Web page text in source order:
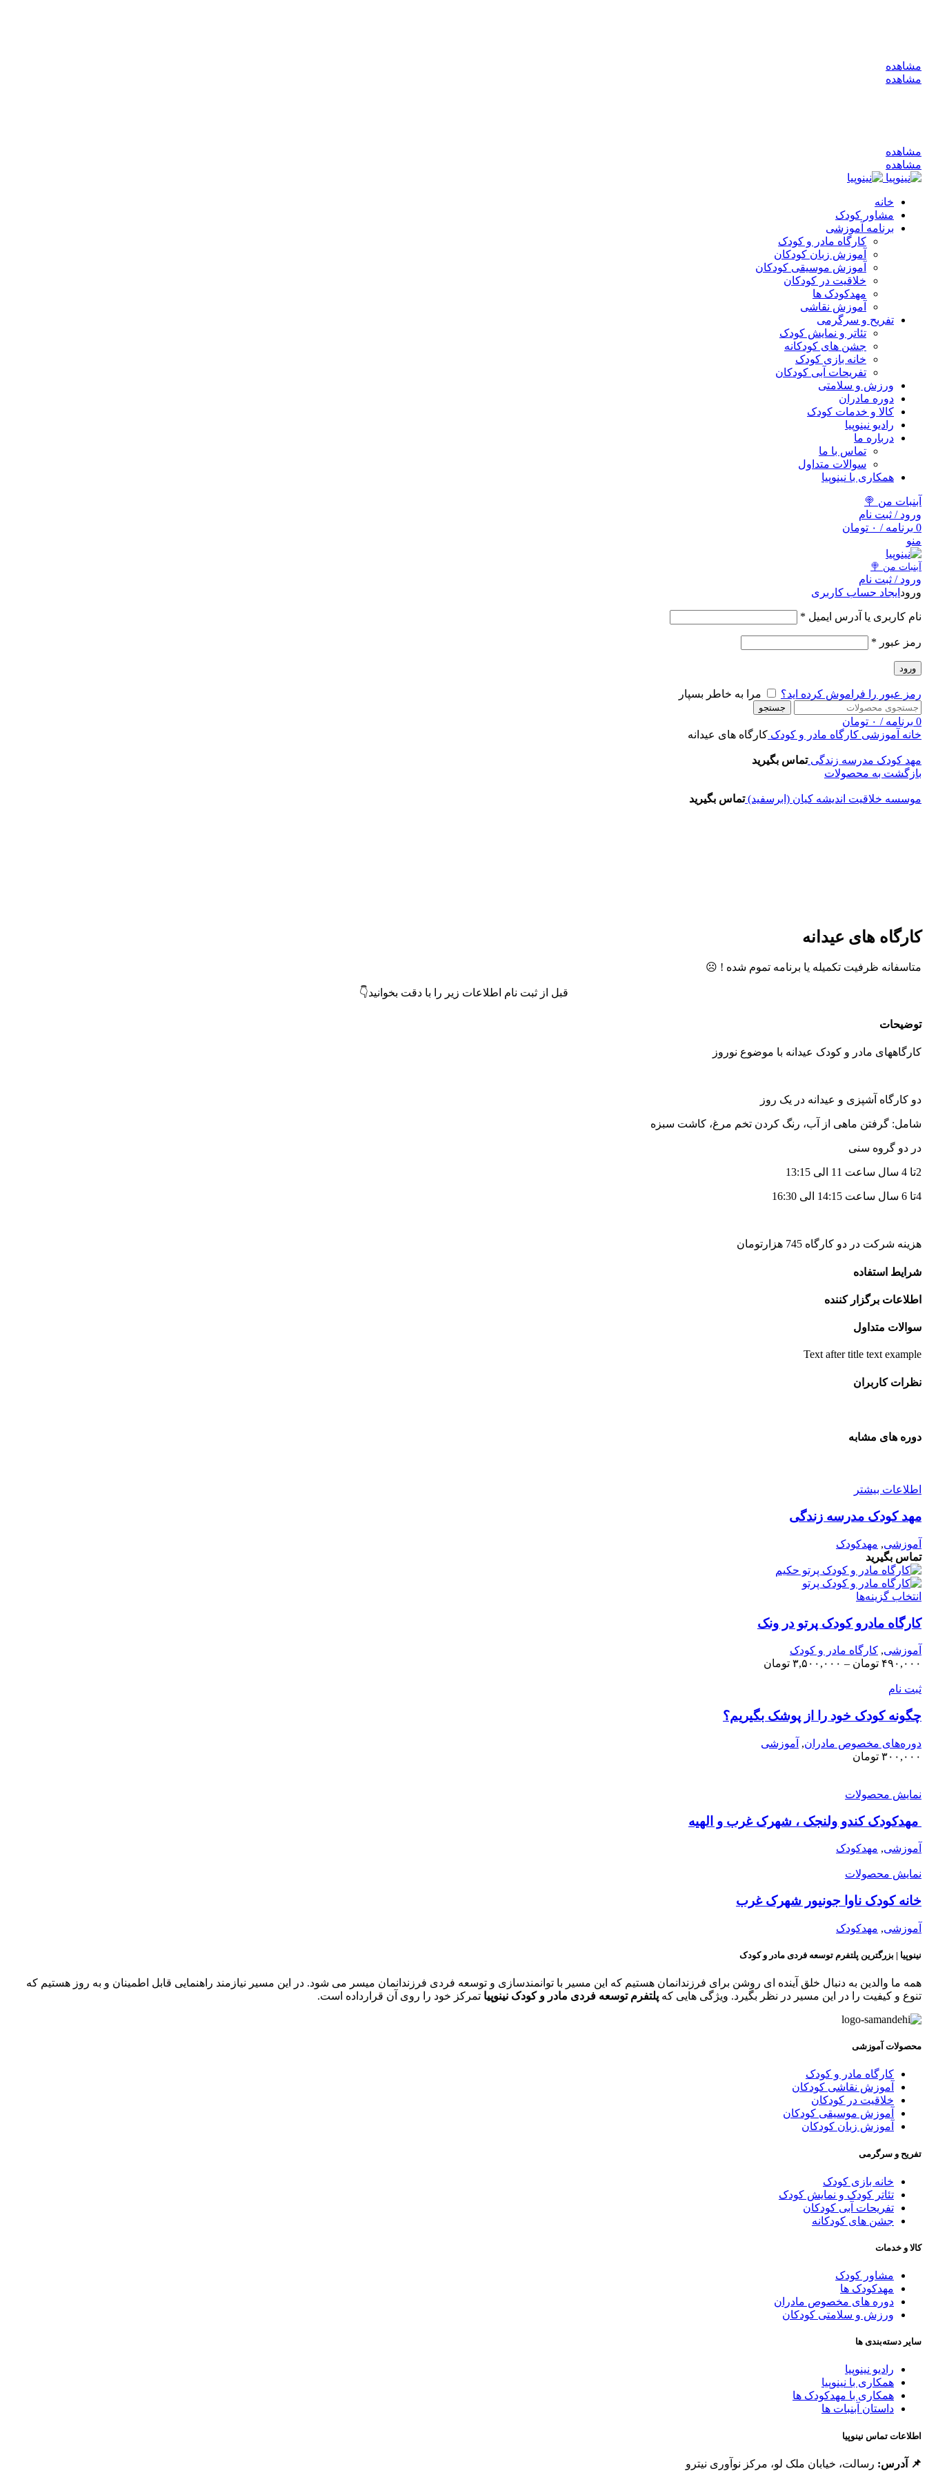
مشاهده
مشاهده
مشاهده
مشاهده
خانه
مشاور کودک
برنامه آموزشی
کارگاه مادر و کودک
آموزش زبان کودکان
آموزش موسیقی کودکان
خلاقیت در کودکان
مهد‌کودک ها
آموزش نقاشی
تفریح و سرگرمی
تئاتر و نمایش کودک
جشن های کودکانه
خانه بازی کودک
تفریحات آبی کودکان
ورزش و سلامتی
دوره مادران
کالا و خدمات کودک
رادیو نینوپیا
درباره ما
تماس با ما
سوالات متداول
همکاری با نینوپیا
آبنبات من 🍭
ورود / ثبت نام
0 برنامه / ۰ تومان
منو
آبنبات‌ من 🍭
ورود / ثبت نام
ورود ایجاد حساب کاربری
نام کاربری یا آدرس ایمیل *
رمز عبور *
ورود
رمز عبور را فراموش کرده اید؟ مرا به خاطر بسپار
جستجو
0 برنامه / ۰ تومان
خانه آموزشی کارگاه مادر و کودک کارگاه های عیدانه
مهد کودک مدرسه زندگیتماس بگیرید
بازگشت به محصولات
موسسه خلاقیت اندیشه کیان (ابرسفید)تماس بگیرید
کارگاه های عیدانه
متاسفانه ظرفیت تکمیله یا برنامه تموم شده ! ☹️
قبل از ثبت نام اطلاعات زیر را با دقت بخوانید👇
توضیحات
کارگاههای مادر و کودک عیدانه با موضوع نوروز
دو کارگاه آشپزی و عیدانه در یک روز
شامل: گرفتن ماهی از آب، رنگ کردن تخم مرغ، کاشت سبزه
در دو گروه سنی
2تا 4 سال ساعت 11 الی 13:15
4تا 6 سال ساعت 14:15 الی 16:30
هزینه شرکت در دو کارگاه 745 هزارتومان
شرایط استفاده
اطلاعات برگزار کننده
سوالات متداول
Text after title text example
نظرات کاربران
دوره های مشابه
اطلاعات بیشتر
مهد کودک مدرسه زندگی
آموزشی, مهدکودک
تماس بگیرید
انتخاب گزینه‌ها
کارگاه مادرو کودک پرتو در ونک
آموزشی, کارگاه مادر و کودک
۴۹۰,۰۰۰ تومان – ۳,۵۰۰,۰۰۰ تومان
ثبت نام
چگونه کودک خود را از پوشک بگیریم؟
دوره‌های مخصوص مادران, آموزشی
۳۰۰,۰۰۰ تومان
نمایش محصولات
مهدکودک کندو ولنجک ، شهرک غرب و الهیه
آموزشی, مهدکودک
نمایش محصولات
خانه کودک ناوا جونیور شهرک غرب
آموزشی, مهدکودک
نینوپیا | بزرگترین پلتفرم توسعه فردی مادر و کودک
همه ما والدین به دنبال خلق آینده ای روشن برای فرزندانمان هستیم که این مسیر با توانمندسازی و توسعه فردی فرزندانمان میسر می شود. در این مسیر نیازمند راهنمایی قابل اطمینان و به روز هستیم که
تنوع و کیفیت را در این مسیر در نظر بگیرد. ویژگی هایی که پلتفرم توسعه فردی مادر و کودک نینوپیا تمرکز خود را روی آن قرارداده است.
محصولات آموزشی
کارگاه مادر و کودک
آموزش نقاشی کودکان
خلاقیت در کودکان
آموزش موسیقی کودکان
آموزش زبان کودکان
تفریح و سرگرمی
خانه بازی کودک
تئاتر کودک و نمایش کودک
تفریحات آبی کودکان
جشن های کودکانه
کالا و خدمات
مشاور کودک
مهدکودک ها
دوره های مخصوص مادران
ورزش و سلامتی کودکان
سایر دسته‌بندی ها
رادیو نینوپیا
همکاری با نینوپیا
همکاری با مهدکودک ها
داستان آبنبات ها
اطلاعات تماس نینوپیا
📌 آدرس: رسالت، خیابان ملک لو، مرکز نوآوری نیترو